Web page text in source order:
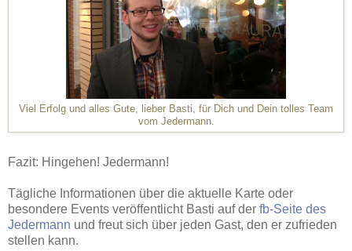
Viel Erfolg und alles Gute, lieber Basti, für Dich und Dein tolles Team
vom Jedermann.
Fazit: Hingehen! Jedermann!
Tägliche Informationen über die aktuelle Karte oder
besondere Events veröffentlicht Basti auf der fb-Seite des
Jedermann und freut sich über jeden Gast, den er zufrieden
stellen kann.